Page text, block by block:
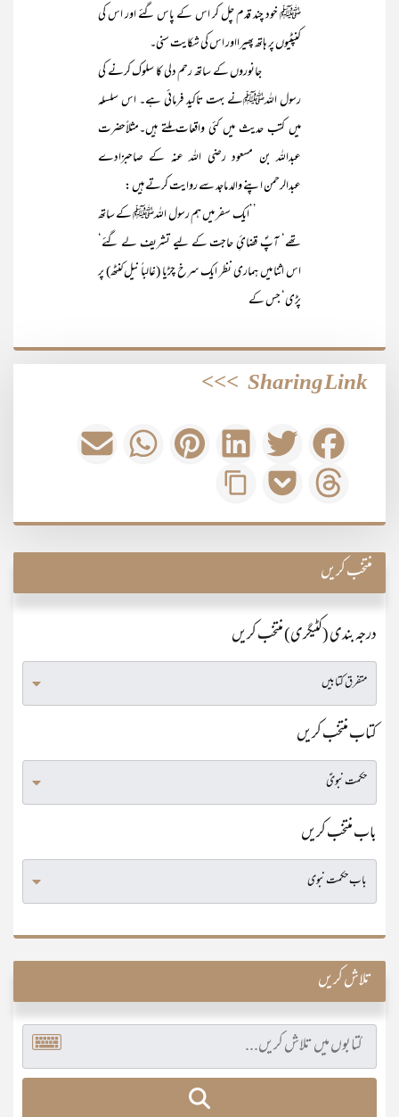
ﷺ خود چند قدم چل کر اس کے پاس گئے اور اس کی
کنپٹیوں پر ہاتھ پھیرااور اس کی شکایت سنی۔
جانوروں کے ساتھ رحم دلی کا سلوک کرنے کی
رسول اللہﷺنے بہت تاکید فرمائی ہے۔ اس سلسلہ
میں کتب حدیث میں کئی واقعات ملتے ہیں۔مثلاًحضرت
عبداللہ بن مسعود رضی اللہ عنہ کے صاحبزادے
عبدالرحمن اپنے والد ماجد سے روایت کرتے ہیں :
’’ایک سفر میں ہم رسول اللہﷺ کے ساتھ
تھے‘ آپؐ قضائِ حاجت کے لیے تشریف لے گئے‘
اس اثنا میں ہماری نظر ایک سرخ چڑیا (غالباً نیل کنٹھ) پر
پڑی‘ جس کے
Sharing Link
>>>
منتخب کریں
درجہ بندی (کٹیگری) منتخب کریں
کتاب منتخب کریں
باب منتخب کریں
تلاش کریں